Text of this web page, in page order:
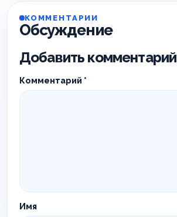
КОММЕНТАРИИ
Обсуждение
Добавить комментарий
Комментарий *
Имя